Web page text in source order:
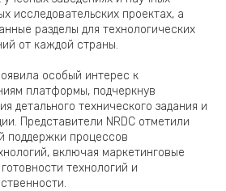
исследовательских проектах, а
разделы для технологических
от каждой страны.
особый интерес к
платформы, подчеркнув
детального технического задания и
Представители NRDC отметили
поддержки процессов
включая маркетинговые
технологий и